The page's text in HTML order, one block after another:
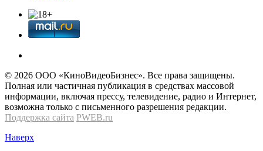
© 2026 OOО «КиноВидеоБизнес». Все права защищены.
Полная или частичная публикация в средствах массовой
информации, включая прессу, телевидение, радио и Интернет,
возможна только с письменного разрешения редакции.
Поддержка сайта PWEB.ru
Наверх